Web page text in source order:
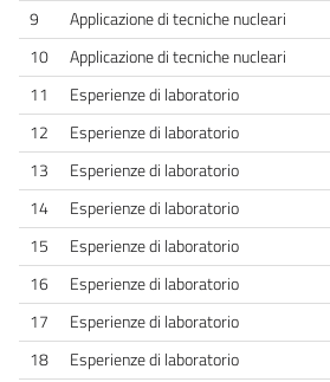
9
Applicazione di tecniche nucleari
10
Applicazione di tecniche nucleari
11
Esperienze di laboratorio
12
Esperienze di laboratorio
13
Esperienze di laboratorio
14
Esperienze di laboratorio
15
Esperienze di laboratorio
16
Esperienze di laboratorio
17
Esperienze di laboratorio
18
Esperienze di laboratorio